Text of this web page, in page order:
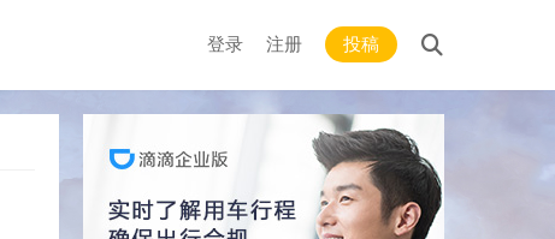
登录 注册 投稿